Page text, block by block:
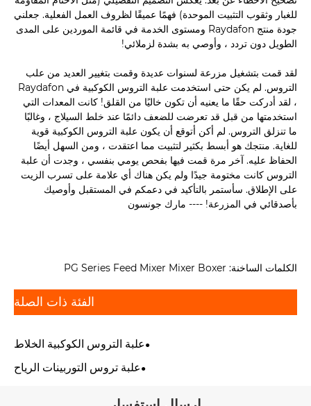
للغبار وثقوب التثبيت الموحدة) فهمًا عميقًا لظروف العمل الفعلية. جعلني
جودة منتج Raydafon ومستوى الخدمة في قائمة الموردين على المدى
الطويل دون تردد ، وأوصي به بشدة لزملائي!
لقد قمت بتشغيل مزرعة لسنوات عديدة وقمت بتغيير العديد من علب
التروس. لم يكن حتى استخدمت علبة التروس الكوكبية في Raydafon
، لقد أدركت حقًا ما يعنيه أن تكون خاليًا من القلق! كانت المعدات التي
استخدمتها من قبل قد تعرضت للضعف دائمًا عند خلط السيلاج ، وغالبًا
ما تنزلق التروس. لم أكن أتوقع أن يكون علبة التروس الكوكبية قوية
للغاية. منتجك هو أبسط بكثير لتثبيت مما اعتقدت ، ومن السهل أيضًا
الحفاظ عليه. آخر مرة قمت فيها بفحص يومي بنفسي ، وجدت أن علبة
التروس كانت مختومة جيدًا ولم يكن هناك أي علامة على تسرب الزيت
على الإطلاق. سأستمر بالتأكيد في دعمكم في المستقبل وأوصيك
بأصدقائي في المزرعة! ---- مارك جونسون
الكلمات الساخنة: PG Series Feed Mixer Mixer Boxer
الفئة ذات الصلة
علبة التروس الكوكبية الخلاط
علبة تروس التوربينات الرياح